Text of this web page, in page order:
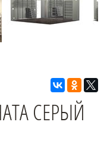
СЕРЫЙ